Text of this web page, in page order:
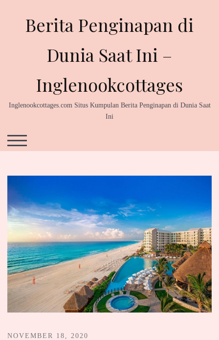
Berita Penginapan di
Dunia Saat Ini –
Inglenookcottages
Inglenookcottages.com Situs Kumpulan Berita Penginapan di Dunia Saat
Ini
TOGGLE MOBILE MENU
NOVEMBER 18, 2020